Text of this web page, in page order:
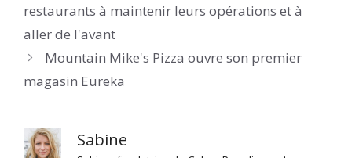
restaurants à maintenir leurs opérations et à
aller de l'avant
Mountain Mike's Pizza ouvre son premier
magasin Eureka
Sabine